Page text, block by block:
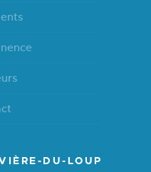
DU-LOUP